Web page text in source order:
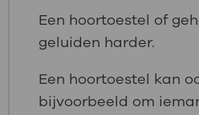
Een hoortoestel of
geluiden harder.
Een hoortoestel kan
bijvoorbeeld om